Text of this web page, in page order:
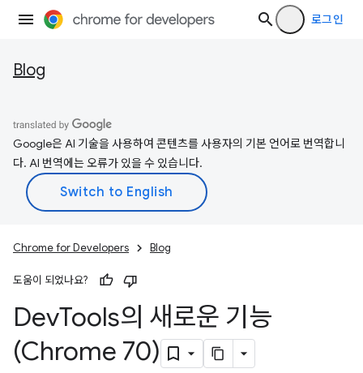
로그인
Blog
Google은 AI 기술을 사용하여 콘텐츠를 사용자의 기본 언어로 번역합니
다. AI 번역에는 오류가 있을 수 있습니다.
Chrome for Developers Blog
도움이 되었나요?
DevTools의 새로운 기능
(Chrome 70)